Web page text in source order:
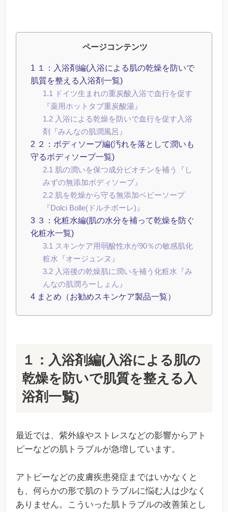
ページコンテンツ
1 １：入浴剤編(入浴による肌の乾燥を防いで
肌質を整える入浴剤一覧)
1.1 ドイツ生まれの重炭酸入浴で血行を促す
『薬用ホットタブ重炭酸湯』
1.2 入浴による乾燥を防いで血行を促す入浴
剤『みんなの肌潤風呂』
2 ２：ボディソープ編(汚れを落として潤いも
守るボディソープ一覧)
2.1 肌の潤いを保つ成分ビオチンを補う『し
みずの無添加ボディソープ』
2.2 肌を乾燥から守る無添加ベビーソープ
『Dolci Bolle(ドルチボーレ)』
3 ３：化粧水編(肌の水分を補って乾燥を防ぐ
化粧水一覧)
3.1 スキンケア用弱酸性水が90％の敏感肌化
粧水『オージュンヌ』
3.2 入浴後の乾燥肌に潤いを補う化粧水『み
んなの肌潤ろーしょん』
4 まとめ（お勧めスキンケア製品一覧）
１：入浴剤編(入浴による肌の
乾燥を防いで肌質を整える入
浴剤一覧)
最近では、紫外線やストレスなどの影響からアト
ピーなどの肌トラブルが急増しています。
アトピーなどの皮膚疾患発症まではいかなくと
も、何らかの形で肌のトラブルに悩む人は少なく
ありません。こういった肌トラブルの改善策とし